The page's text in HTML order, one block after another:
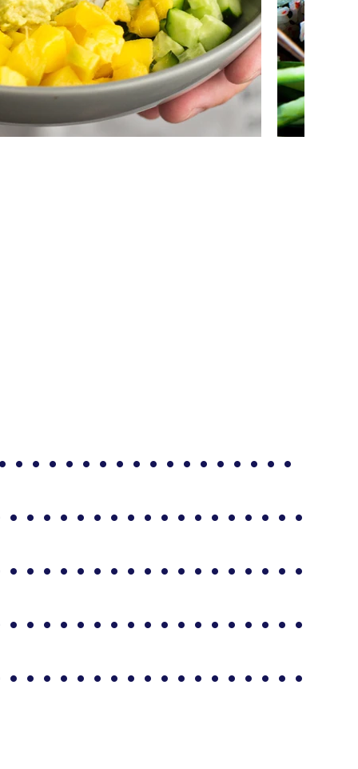
. . . . . . . . . . . . . . .
. . . . . . . . . . . . . . . . .
. . . . . . . . . . . . . . . . .
. . . . . . . . . . . . . . . . .
. . . . . . . . . . . . . . . . .